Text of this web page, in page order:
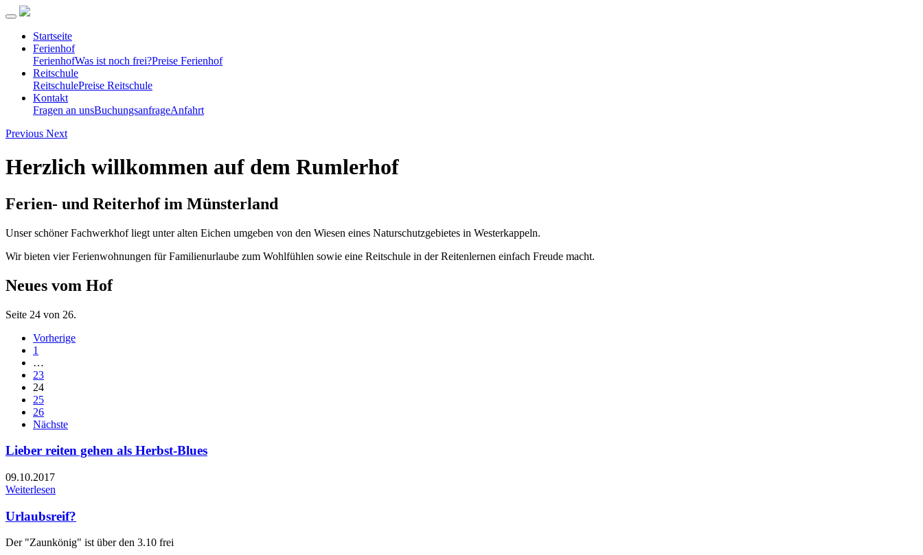
Startseite
Ferienhof
FerienhofWas ist noch frei?Preise Ferienhof
Reitschule
ReitschulePreise Reitschule
Kontakt
Fragen an unsBuchungsanfrageAnfahrt
Previous Next
Herzlich willkommen auf dem Rumlerhof
Ferien- und Reiterhof im Münsterland
Unser schöner Fachwerkhof liegt unter alten Eichen umgeben von den Wiesen eines Naturschutzgebietes in Westerkappeln.
Wir bieten vier Ferienwohnungen für Familienurlaube zum Wohlfühlen sowie eine Reitschule in der Reitenlernen einfach Freude macht.
Neues vom Hof
Seite 24 von 26.
Vorherige
1
…
23
24
25
26
Nächste
Lieber reiten gehen als Herbst-Blues
09.10.2017
Weiterlesen
Urlaubsreif?
Der "Zaunkönig" ist über den 3.10 frei